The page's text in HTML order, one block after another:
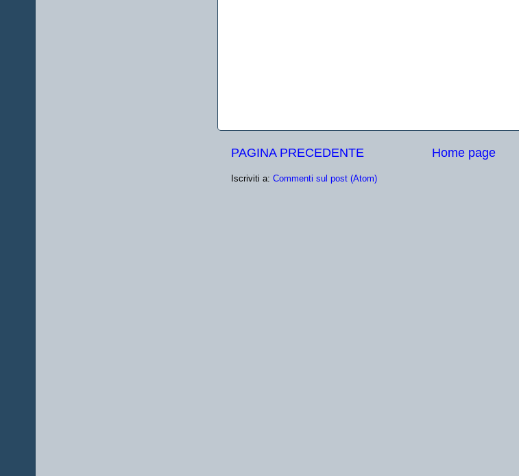
PAGINA PRECEDENTE Home page
Iscriviti a: Commenti sul post (Atom)